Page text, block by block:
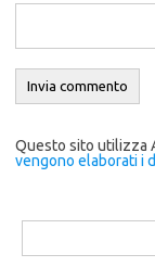
Questo sito utilizza
vengono elaborati i
per: